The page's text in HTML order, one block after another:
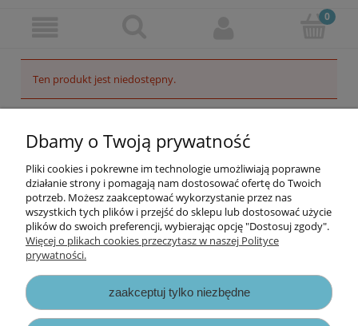
Ten produkt jest niedostępny.
Zniżki
Zapisy prawne
Dbamy o Twoją prywatność
Pliki cookies i pokrewne im technologie umożliwiają poprawne
działanie strony i pomagają nam dostosować ofertę do Twoich
potrzeb. Możesz zaakceptować wykorzystanie przez nas
wszystkich tych plików i przejść do sklepu lub dostosować użycie
plików do swoich preferencji, wybierając opcję "Dostosuj zgody".
Więcej o plikach cookies przeczytasz w naszej Polityce
prywatności.
zaakceptuj tylko niezbędne